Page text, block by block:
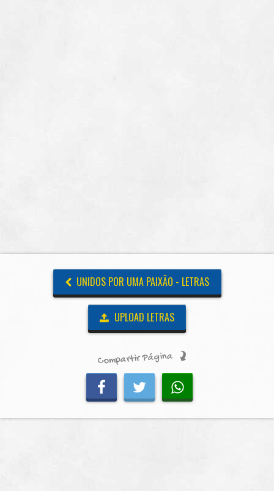
UNIDOS POR UMA PAIXÃO - LETRAS
UPLOAD LETRAS
Compartir Página